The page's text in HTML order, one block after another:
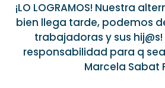
¡LO LOGRAMOS! Nuestra
bien llega tarde, podemos
trabajadoras y sus
responsabilidad para q
Marcela Sabat